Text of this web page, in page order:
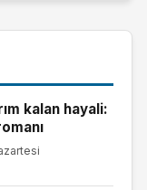
kalan hayali: